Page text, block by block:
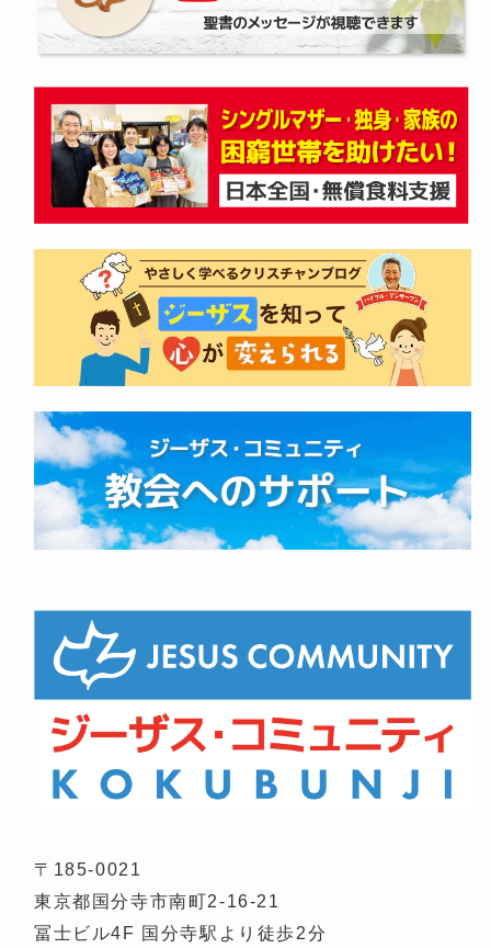
〒185-0021
東京都国分寺市南町2-16-21
冨士ビル4F 国分寺駅より徒歩2分